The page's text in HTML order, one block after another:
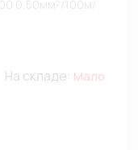
На складе: Мало